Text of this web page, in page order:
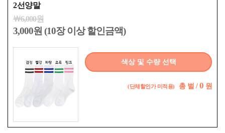
2선양말
￦6,000원
3,000원 (10장 이상 할인금액)
색상 및 수량 선택
(단체할인가 미적용) 총 벌 / 0 원